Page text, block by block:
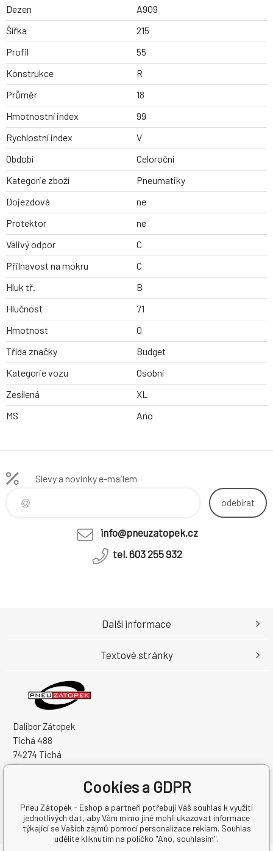
Dezen
A909
Šířka
215
Profil
55
Konstrukce
R
Průměr
18
Hmotnostní index
99
Rychlostní index
V
Období
Celoroční
Kategorie zboží
Pneumatiky
Dojezdová
ne
Protektor
ne
Valivý odpor
C
Přilnavost na mokru
C
Hluk tř.
B
Hlučnost
71
Hmotnost
0
Třída značky
Budget
Kategorie vozu
Osobní
Zesílená
XL
MS
Ano
Slevy a novinky e-mailem
odebírat
info@pneuzatopek.cz
tel. 603 255 932
Dalibor Zátopek
Tichá 488
74274 Tichá
Česká Republika
DIČ: CZ7504094994
Další informace
Textové stránky
Cookies a GDPR
Pneu Zátopek - Eshop a partneři potřebují Váš souhlas k využití
jednotlivých dat, aby Vám mimo jiné mohli ukazovat informace
týkající se Vašich zájmů pomocí personalizace reklam. Souhlas
udělíte kliknutím na políčko "Ano, souhlasím".